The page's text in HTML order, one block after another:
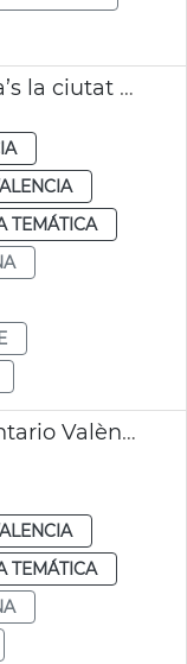
Vídeo-documental València’s la ciutat que alimenta un canvi sostenible
TEMÁTICA
Jornada desperdicio alimentario València
TEMÁTICA